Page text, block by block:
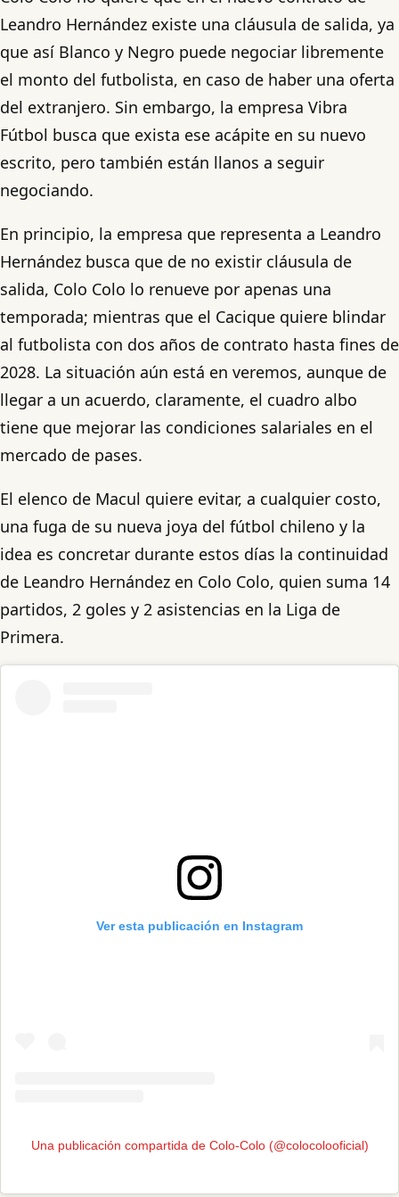
Leandro Hernández existe una cláusula de salida, ya
que así Blanco y Negro puede negociar libremente
el monto del futbolista, en caso de haber una oferta
del extranjero. Sin embargo, la empresa Vibra
Fútbol busca que exista ese acápite en su nuevo
escrito, pero también están llanos a seguir
negociando.
En principio, la empresa que representa a Leandro
Hernández busca que de no existir cláusula de
salida, Colo Colo lo renueve por apenas una
temporada; mientras que el Cacique quiere blindar
al futbolista con dos años de contrato hasta fines de
2028. La situación aún está en veremos, aunque de
llegar a un acuerdo, claramente, el cuadro albo
tiene que mejorar las condiciones salariales en el
mercado de pases.
El elenco de Macul quiere evitar, a cualquier costo,
una fuga de su nueva joya del fútbol chileno y la
idea es concretar durante estos días la continuidad
de Leandro Hernández en Colo Colo, quien suma 14
partidos, 2 goles y 2 asistencias en la Liga de
Primera.
Ver esta publicación en Instagram
Una publicación compartida de Colo-Colo (@colocolooficial)